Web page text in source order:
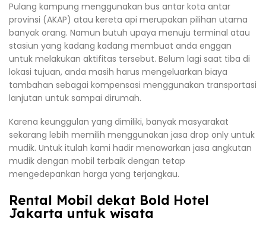
Pulang kampung menggunakan bus antar kota antar
provinsi (AKAP) atau kereta api merupakan pilihan utama
banyak orang. Namun butuh upaya menuju terminal atau
stasiun yang kadang kadang membuat anda enggan
untuk melakukan aktifitas tersebut. Belum lagi saat tiba di
lokasi tujuan, anda masih harus mengeluarkan biaya
tambahan sebagai kompensasi menggunakan transportasi
lanjutan untuk sampai dirumah.
Karena keunggulan yang dimiliki, banyak masyarakat
sekarang lebih memilih menggunakan jasa drop only untuk
mudik. Untuk itulah kami hadir menawarkan jasa angkutan
mudik dengan mobil terbaik dengan tetap
mengedepankan harga yang terjangkau.
Rental Mobil dekat Bold Hotel
Jakarta untuk wisata